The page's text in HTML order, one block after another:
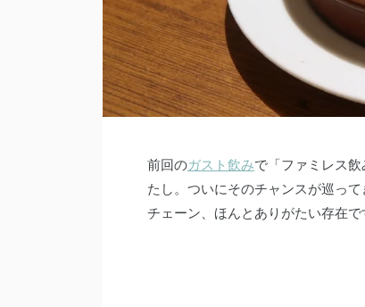
前回のガスト飲みで「ファミレス
たし。ついにそのチャンスが巡っ
チェーン、ほんとありがたい存在